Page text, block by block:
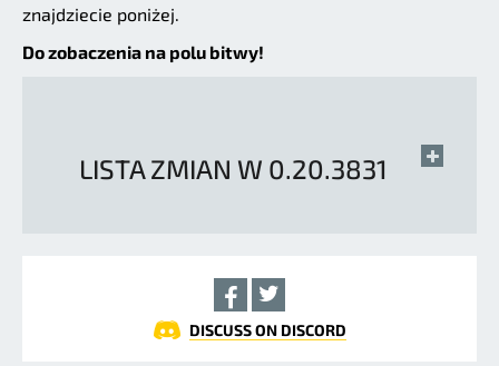
znajdziecie poniżej.
Do zobaczenia na polu bitwy!
LISTA ZMIAN W 0.20.3831
DISCUSS ON DISCORD